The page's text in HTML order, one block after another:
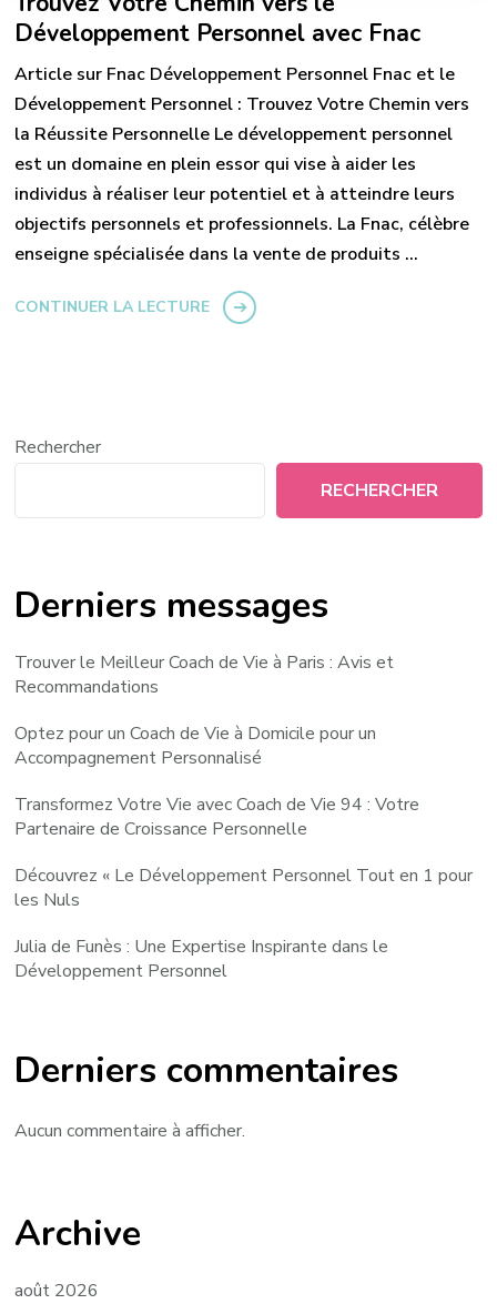
Développement Personnel avec Fnac
Article sur Fnac Développement Personnel Fnac et le
Développement Personnel : Trouvez Votre Chemin vers
la Réussite Personnelle Le développement personnel
est un domaine en plein essor qui vise à aider les
individus à réaliser leur potentiel et à atteindre leurs
objectifs personnels et professionnels. La Fnac, célèbre
enseigne spécialisée dans la vente de produits …
CONTINUER LA LECTURE
Rechercher
RECHERCHER
Derniers messages
Trouver le Meilleur Coach de Vie à Paris : Avis et
Recommandations
Optez pour un Coach de Vie à Domicile pour un
Accompagnement Personnalisé
Transformez Votre Vie avec Coach de Vie 94 : Votre
Partenaire de Croissance Personnelle
Découvrez « Le Développement Personnel Tout en 1 pour
les Nuls
Julia de Funès : Une Expertise Inspirante dans le
Développement Personnel
Derniers commentaires
Aucun commentaire à afficher.
Archive
août 2026